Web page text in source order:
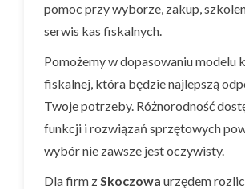
pomoc przy wyborze, zakup,
serwis kas fiskalnych.
Pomożemy w dopasowaniu modelu
fiskalnej, która będzie najlepszą
Twoje potrzeby. Różnorodność
funkcji i rozwiązań sprzętowych
wybór nie zawsze jest oczywisty.
Dla firm zSkoczowa urzędem